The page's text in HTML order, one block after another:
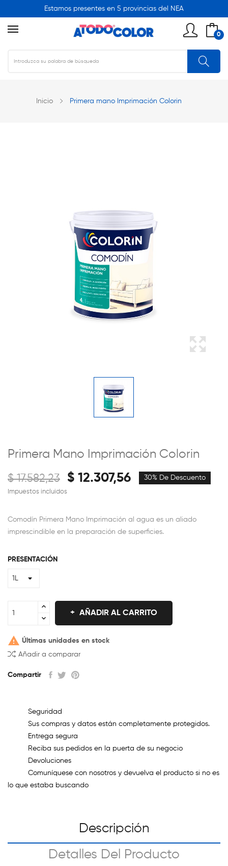
Estamos presentes en 5 provincias del NEA
0
Inicio Primera mano Imprimación Colorin
Primera Mano Imprimación Colorin
$ 17.582,23 $ 12.307,56 30% De Descuento
Impuestos incluidos
Comodín Primera Mano Imprimación al agua es un aliado
imprescindible en la preparación de superficies.
PRESENTACIÓN
AÑADIR AL CARRITO
 Últimas unidades en stock
Añadir a comparar
Compartir
Seguridad
Sus compras y datos están completamente protegidos.
Entrega segura
Reciba sus pedidos en la puerta de su negocio
Devoluciones
Comuníquese con nosotros y devuelva el producto si no es
lo que estaba buscando
Descripción
Detalles Del Producto